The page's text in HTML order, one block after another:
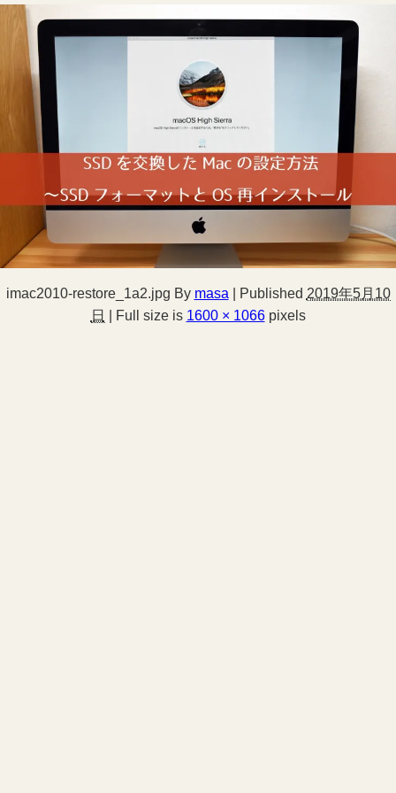
imac2010-restore_1a2.jpg By masa Published 2019年5月10
日
Full size is 1600 × 1066pixels